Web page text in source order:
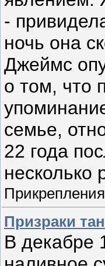
-
ночь она
Джеймс
о том, что
семье,
22 года
несколько
Призраки
В декабре